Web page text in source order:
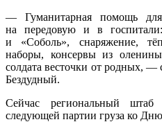
— Гуманитарная помощь
на передовую и в
и «Соболь», снаряжение,
наборы, консервы из
солдата весточки от родных,
Бездудный.
Сейчас региональный
следующей партии груза ко